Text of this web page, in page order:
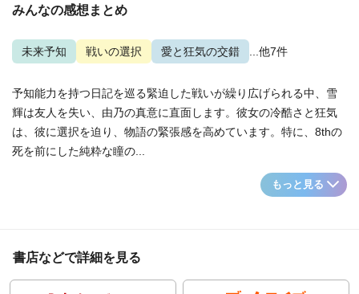
みんなの感想まとめ
未来予知 戦いの選択 愛と狂気の交錯 ...他7件
予知能力を持つ日記を巡る緊迫した戦いが繰り広げられる中、雪
輝は友人を失い、由乃の真意に直面します。彼女の冷酷さと狂気
は、彼に選択を迫り、物語の緊張感を高めています。特に、8thの
死を前にした純粋な瞳の...
もっと見る
書店などで詳細を見る